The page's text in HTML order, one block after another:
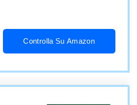
Controlla Su Amazon